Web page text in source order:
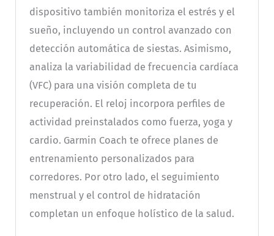
dispositivo también monitoriza el estrés y el
sueño, incluyendo un control avanzado con
detección automática de siestas. Asimismo,
analiza la variabilidad de frecuencia cardíaca
(VFC) para una visión completa de tu
recuperación. El reloj incorpora perfiles de
actividad preinstalados como fuerza, yoga y
cardio. Garmin Coach te ofrece planes de
entrenamiento personalizados para
corredores. Por otro lado, el seguimiento
menstrual y el control de hidratación
completan un enfoque holístico de la salud.